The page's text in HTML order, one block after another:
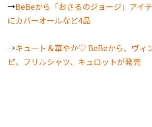
→BeBeから「おさるのジョージ」アイ
にカバーオールなど4品
→キュート＆華やか♡ BeBeから、ヴィ
ピ、フリルシャツ、キュロットが発売